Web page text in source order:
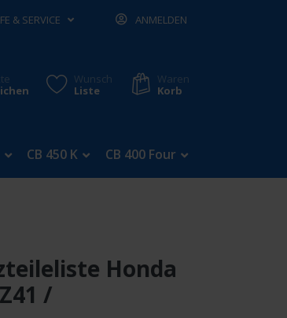
& SERVICE ANMELDEN
Wunsch
Liste
Waren
Korb
CB 450 K CB 400 Four
Honda
/